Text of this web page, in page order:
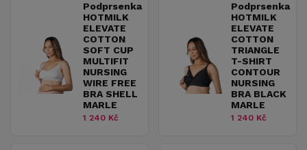
Podprsenka
HOTMILK
ELEVATE
COTTON
SOFT CUP
MULTIFIT
NURSING
WIRE FREE
BRA SHELL
MARLE
1 240 Kč
Podprsenka
HOTMILK
ELEVATE
COTTON
TRIANGLE
T-SHIRT
CONTOUR
NURSING
BRA BLACK
MARLE
1 240 Kč